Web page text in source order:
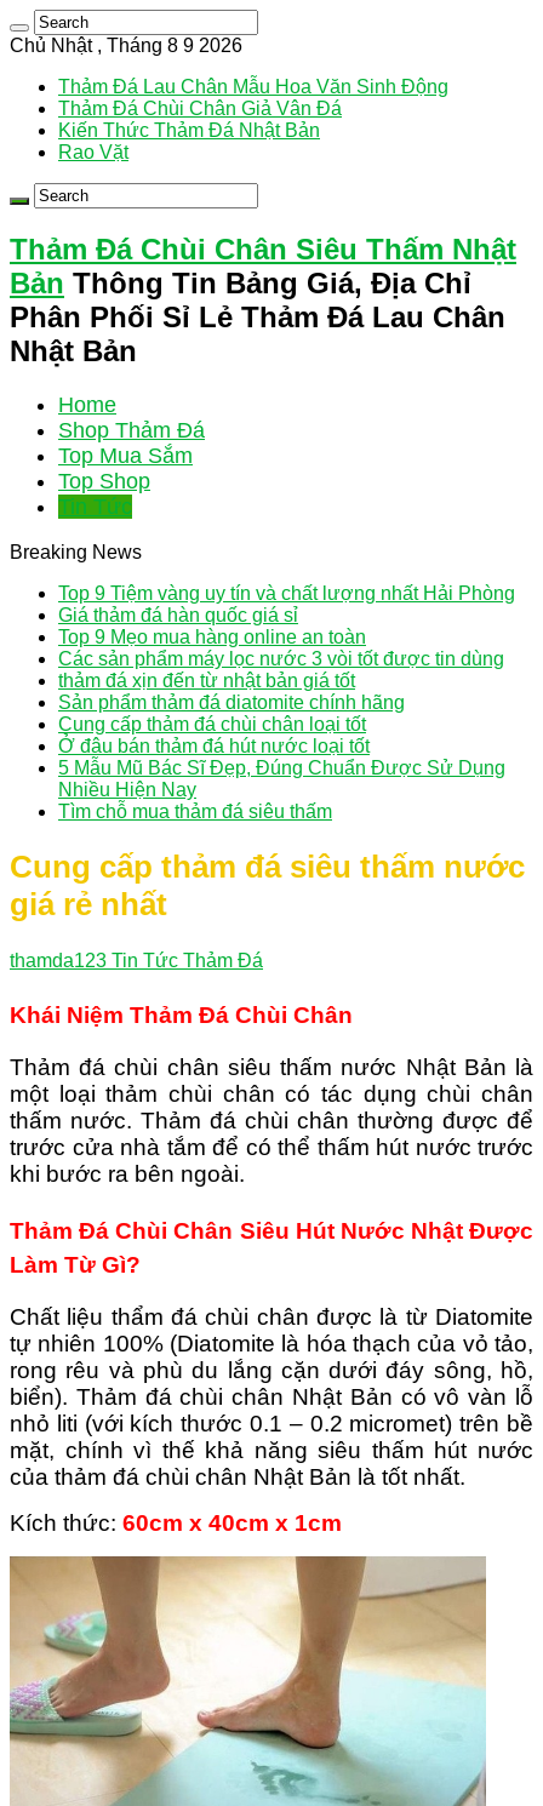
Chủ Nhật , Tháng 8 9 2026
Thảm Đá Lau Chân Mẫu Hoa Văn Sinh Động
Thảm Đá Chùi Chân Giả Vân Đá
Kiến Thức Thảm Đá Nhật Bản
Rao Vặt
Thảm Đá Chùi Chân Siêu Thấm Nhật
Bản Thông Tin Bảng Giá, Địa Chỉ
Phân Phối Sỉ Lẻ Thảm Đá Lau Chân
Nhật Bản
Home
Shop Thảm Đá
Top Mua Sắm
Top Shop
Tin Tức
Breaking News
Top 9 Tiệm vàng uy tín và chất lượng nhất Hải Phòng
Giá thảm đá hàn quốc giá sỉ
Top 9 Mẹo mua hàng online an toàn
Các sản phẩm máy lọc nước 3 vòi tốt được tin dùng
thảm đá xịn đến từ nhật bản giá tốt
Sản phẩm thảm đá diatomite chính hãng
Cung cấp thảm đá chùi chân loại tốt
Ở đâu bán thảm đá hút nước loại tốt
5 Mẫu Mũ Bác Sĩ Đẹp, Đúng Chuẩn Được Sử Dụng
Nhiều Hiện Nay
Tìm chỗ mua thảm đá siêu thấm
Cung cấp thảm đá siêu thấm nước
giá rẻ nhất
thamda123 Tin Tức Thảm Đá
Khái Niệm Thảm Đá Chùi Chân
Thảm đá chùi chân siêu thấm nước Nhật Bản là
một loại thảm chùi chân có tác dụng chùi chân
thấm nước. Thảm đá chùi chân thường được để
trước cửa nhà tắm để có thể thấm hút nước trước
khi bước ra bên ngoài.
Thảm Đá Chùi Chân Siêu Hút Nước Nhật Được
Làm Từ Gì?
Chất liệu thẩm đá chùi chân được là từ Diatomite
tự nhiên 100% (Diatomite là hóa thạch của vỏ tảo,
rong rêu và phù du lắng cặn dưới đáy sông, hồ,
biển). Thảm đá chùi chân Nhật Bản có vô vàn lỗ
nhỏ liti (với kích thước 0.1 – 0.2 micromet) trên bề
mặt, chính vì thế khả năng siêu thấm hút nước
của thảm đá chùi chân Nhật Bản là tốt nhất.
Kích thức: 60cm x 40cm x 1cm